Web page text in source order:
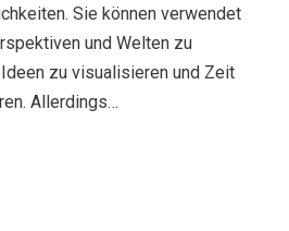
Sie können verwendet
und Welten zu
zu visualisieren und Zeit
Allerdings…